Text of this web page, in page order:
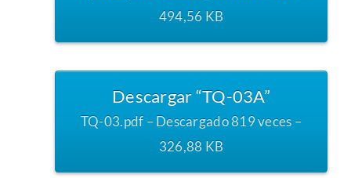
494,56 KB
Descargar “TQ-03A”
TQ-03.pdf – Descargado 819 veces –
326,88 KB